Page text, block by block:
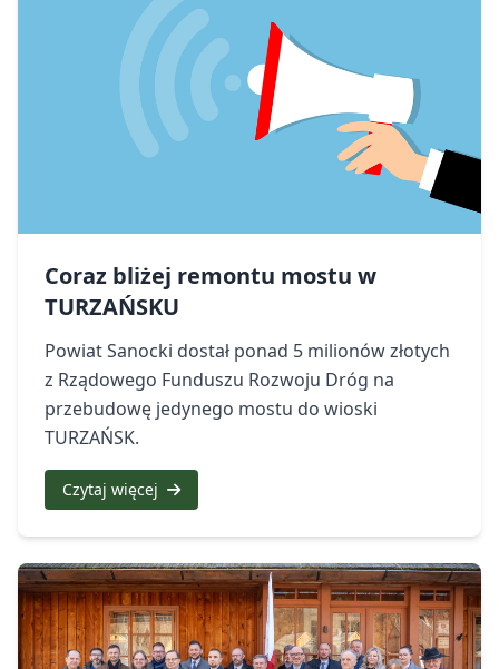
Coraz bliżej remontu mostu w
TURZAŃSKU
Powiat Sanocki dostał ponad 5 milionów złotych
z Rządowego Funduszu Rozwoju Dróg na
przebudowę jedynego mostu do wioski
TURZAŃSK.
Czytaj więcej